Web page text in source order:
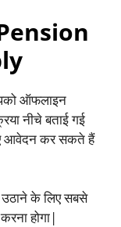
ऑफलाइन
नीचे बताई गई
आवेदन कर सकते हैं
उठाने के लिए सबसे
होगा|